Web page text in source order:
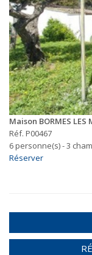
Maison BORMES LES
Réf. P00467
6 personne(s) - 3
Réserver